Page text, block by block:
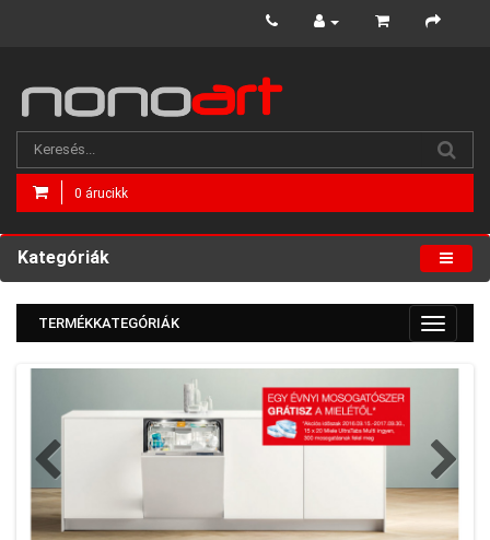
0 árucikk
Kategóriák
TERMÉKKATEGÓRIÁK